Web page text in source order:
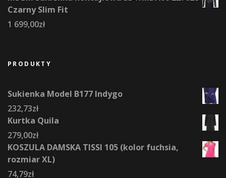
Czarny Slim Fit
1 699,00zł
PRODUKTY
Sukienka Model B177 Indygo
232,73zł
Kurtka Quila
279,00zł
KOSZULA DAMSKA TISSI 105 (kolor fuchsia,
rozmiar XL)
74,79zł